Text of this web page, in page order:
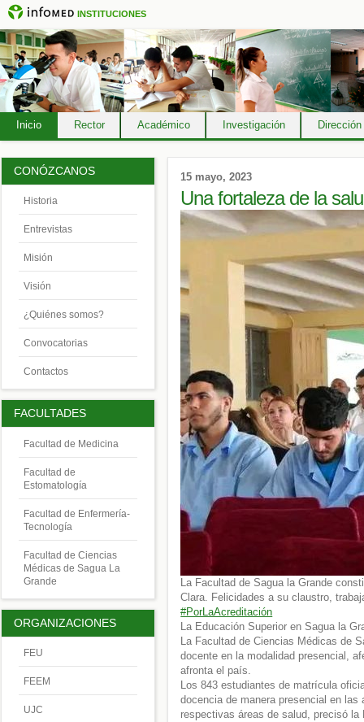
INSTITUCIONES
Inicio Rector Académico Investigación
15 mayo, 2023
Una fortaleza de la
La Facultad de Sagua la Grande
Clara. Felicidades a su claustro,
#PorLaAcreditación
La Educación Superior en Sagua la
La Facultad de Ciencias Médicas de
docente en la modalidad presencial,
afronta el país.
Los 843 estudiantes de matrícula
docencia de manera presencial en
respectivas áreas de salud, precisó
CONÓZCANOS
Historia
Entrevistas
Misión
Visión
¿Quiénes somos?
Convocatorias
Contactos
FACULTADES
Facultad de Medicina
Facultad de
Estomatología
Facultad de Enfermería-
Tecnología
Facultad de Ciencias
Médicas de Sagua La
Grande
ORGANIZACIONES
FEU
FEEM
UJC